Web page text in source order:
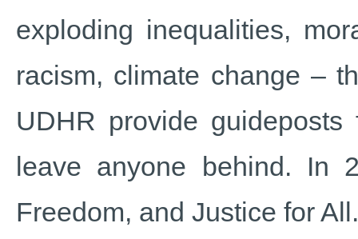
exploding inequalities,
racism, climate change –
UDHR provide
leave anyone behind. In
Freedom, and Justice for All.